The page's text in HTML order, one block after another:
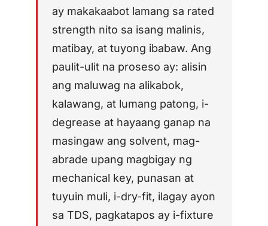
AFT 1200GF
Acrylic Foam Tape
AFT 2064WF
Acrylic Foam Tape
MAG-BROWSE PA →
Mga composite at
ay makakaabot lamang sa rated
strength nito sa isang malinis,
matibay, at tuyong ibabaw. Ang
paulit-ulit na proseso ay: alisin
ang maluwag na alikabok,
kalawang, at lumang patong, i-
degrease at hayaang ganap na
masingaw ang solvent, mag-
abrade upang magbigay ng
mechanical key, punasan at
tuyuin muli, i-dry-fit, ilagay ayon
sa TDS, pagkatapos ay i-fixture